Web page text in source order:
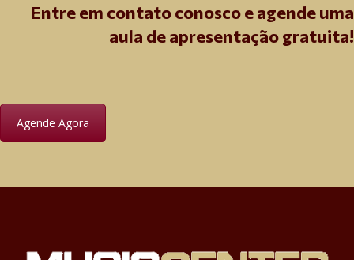
Entre em contato conosco e agende uma
aula de apresentação gratuita!
Agende Agora